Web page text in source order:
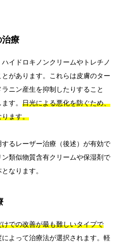
治療
イドロキノンクリームやトレチノ
があります。これらは皮膚のター
ニン産生を抑制したりすること
す。 日光による悪化を防ぐため、
ります。
るレーザー治療（後述）が有効で
類似物質含有クリームや保湿剤で
なります。
での改善が最も難しいタイプで
よって治療法が選択されます。軽